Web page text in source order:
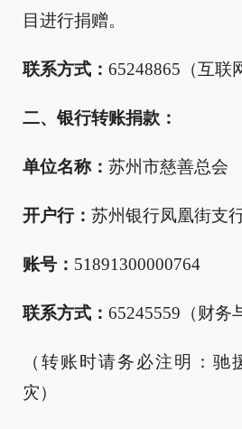
目进行捐赠。
联系方式： 65248865（互联
二、银行转账捐款：
单位名称： 苏州市慈善总会
开户行： 苏州银行凤凰街支
账号： 51891300000764
联系方式： 65245559（财务
（转账时请务必注明：驰
灾）